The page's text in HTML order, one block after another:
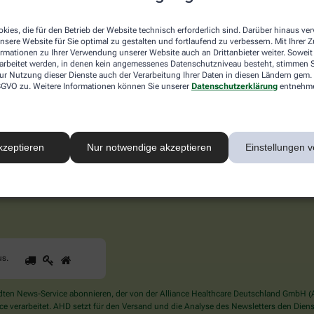
die für den Betrieb der Website technisch erforderlich sind. Darüber hinaus
Website für Sie optimal zu gestalten und fortlaufend zu verbessern. Mit Ihrer
zu Ihrer Verwendung unserer Website auch an Drittanbieter weiter. Soweit
werden, in denen kein angemessenes Datenschutzniveau besteht, stimmen
Nutzung dieser Dienste auch der Verarbeitung Ihrer Daten in diesen Ländern
zu. Weitere Informationen können Sie unserer Datenschutzerklärung
Nur notwendige akzeptieren Einstellungen
Nerv.
den oberen Kopfbereich, die Stirn, Augen, Nase, Ober-
er das Signal (auch) an das Nieszentrum weitergibt,
– melden Sie sich hier an.
.
Sind
Sie
Mensch?
Dann
1 2
News-Service abonnieren, der von der Alliance Healthcare Deutschland
verarbeitet. AHD setzt für den Versand und die Analyse des Newsletters den